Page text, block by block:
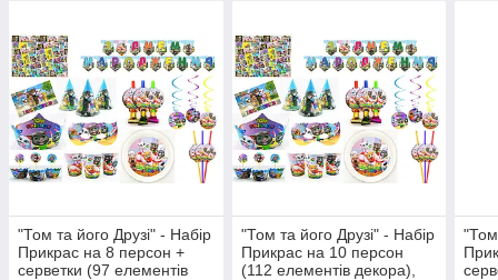
"Том та його Друзі" - Набір
Прикрас на 8 персон +
серветки (97 елементів
"Том та його Друзі" - Набір
Прикрас на 10 персон
(112 елементів декора),
"Том